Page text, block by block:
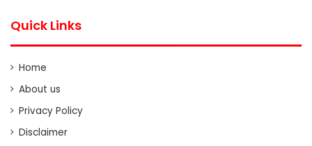
Quick Links
Home
About us
Privacy Policy
Disclaimer